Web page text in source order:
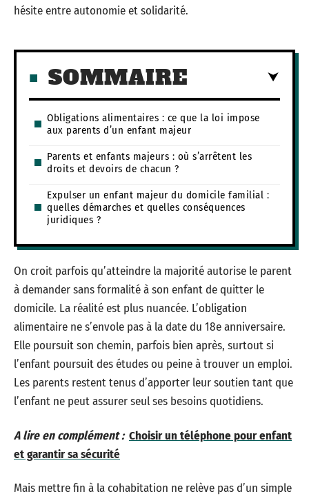
hésite entre autonomie et solidarité.
SOMMAIRE
Obligations alimentaires : ce que la loi impose
aux parents d’un enfant majeur
Parents et enfants majeurs : où s’arrêtent les
droits et devoirs de chacun ?
Expulser un enfant majeur du domicile familial :
quelles démarches et quelles conséquences
juridiques ?
On croit parfois qu’atteindre la majorité autorise le parent
à demander sans formalité à son enfant de quitter le
domicile. La réalité est plus nuancée. L’obligation
alimentaire ne s’envole pas à la date du 18e anniversaire.
Elle poursuit son chemin, parfois bien après, surtout si
l’enfant poursuit des études ou peine à trouver un emploi.
Les parents restent tenus d’apporter leur soutien tant que
l’enfant ne peut assurer seul ses besoins quotidiens.
A lire en complément : Choisir un téléphone pour enfant
et garantir sa sécurité
Mais mettre fin à la cohabitation ne relève pas d’un simple